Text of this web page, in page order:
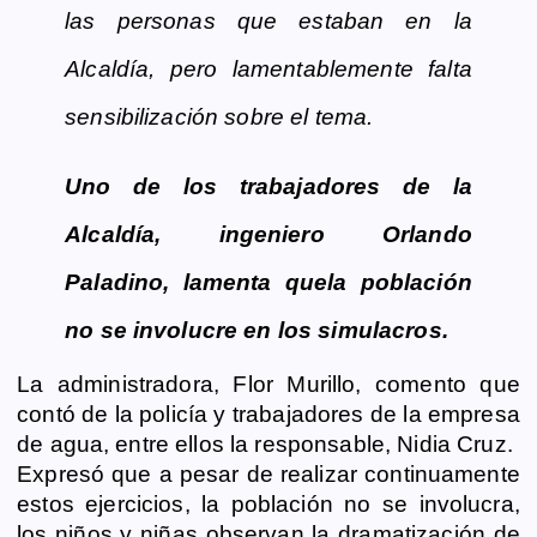
las personas que estaban en la
Alcaldía, pero lamentablemente falta
sensibilización sobre el tema.
Uno de los trabajadores de la
Alcaldía, ingeniero Orlando
Paladino, lamenta quela población
no se involucre en los simulacros.
La administradora, Flor Murillo, comento que
contó de la policía y trabajadores de la empresa
de agua, entre ellos la responsable, Nidia Cruz.
Expresó que a pesar de realizar continuamente
estos ejercicios, la población no se involucra,